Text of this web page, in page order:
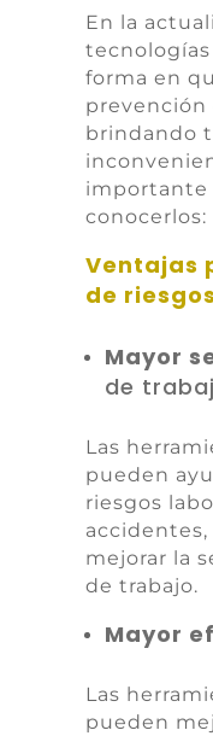
En la
forma en
prevención
brindando
importante
conocerlos:
Ventajas
de
Mayor
de
Las
pueden
riesgos
mejorar la
de trabajo.
Mayor
Las
pueden